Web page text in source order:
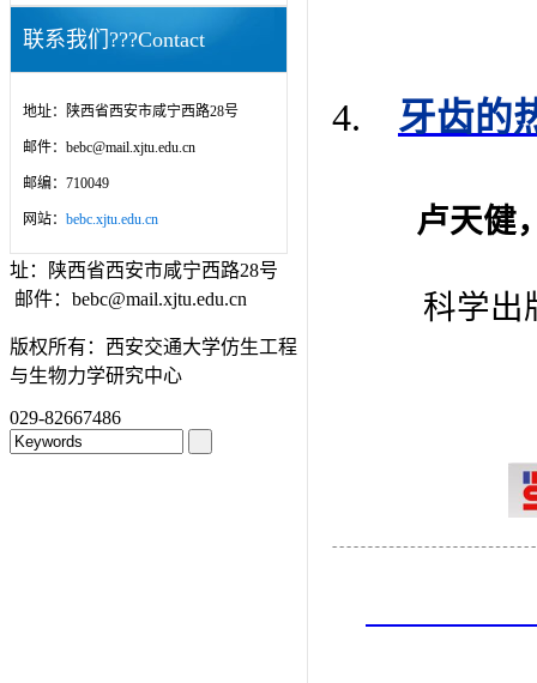
联系我们???Contact
地址：陕西省西安市咸宁西路28号
邮件：bebc@mail.xjtu.edu.cn
邮编：710049
网站： bebc.xjtu.edu.cn
4. 牙齿的
卢天健
科学出
址：陕西省西安市咸宁西路28号
邮件：bebc@mail.xjtu.edu.cn
版权所有：西安交通大学仿生工程
与生物力学研究中心
029-82667486